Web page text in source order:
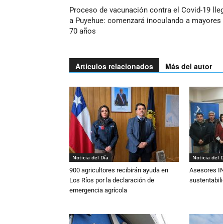
Proceso de vacunación contra el Covid-19
a Puyehue: comenzará inoculando a mayores
70 años
Artículos relacionados Más del autor
Noticia del Día
900 agricultores recibirán ayuda en
Los Ríos por la declaración de
emergencia agrícola
Noticia del
Asesores